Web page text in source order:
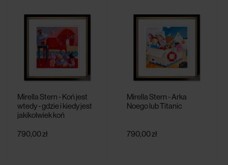
Mirella Stern - Koń jest
wtedy - gdzie i kiedy jest
jakikolwiek koń
790,00 zł
Mirella Stern - Arka
Noego lub Titanic
790,00 zł